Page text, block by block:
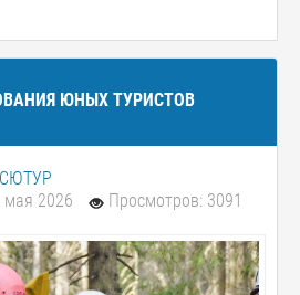
ЮНЫХ ТУРИСТОВ
СЮТУР
мая 2026
Просмотров: 3091